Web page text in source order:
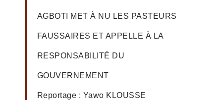
AGBOTI MET À NU LES PASTEURS
FAUSSAIRES ET APPELLE À LA
RESPONSABILITÉ DU
GOUVERNEMENT
Reportage : Yawo KLOUSSE